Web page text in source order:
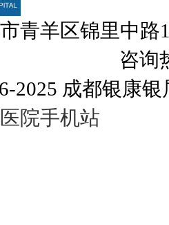
青羊区锦里中
咨询热线
2025 成都银康银
院手机站